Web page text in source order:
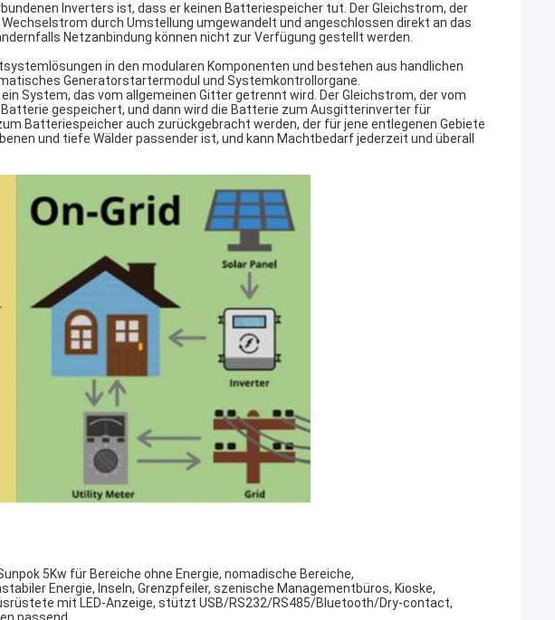
Inverters ist, dass er keinen Batteriespeicher tut. Der Gleichstrom, der
durch Umstellung umgewandelt und angeschlossen direkt an das
Netzanbindung können nicht zur Verfügung gestellt werden.
in den modularen Komponenten und bestehen aus handlichen
Generatorstartermodul und Systemkontrollorgane.
System, das vom allgemeinen Gitter getrennt wird. Der Gleichstrom, der vom
gespeichert, und dann wird die Batterie zum Ausgitterinverter für
Batteriespeicher auch zurückgebracht werden, der für jene entlegenen Gebiete
und tiefe Wälder passender ist, und kann Machtbedarf jederzeit und überall
5Kw für Bereiche ohne Energie, nomadische Bereiche,
Energie, Inseln, Grenzpfeiler, szenische Managementbüros, Kioske,
mit LED-Anzeige, stützt USB/RS232/RS485/Bluetooth/Dry-contact,